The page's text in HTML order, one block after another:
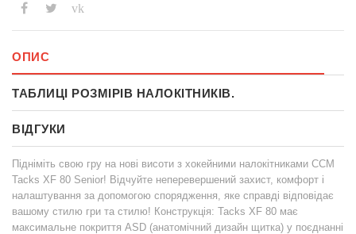
vk
ОПИС
ТАБЛИЦІ РОЗМІРІВ НАЛОКІТНИКІВ.
ВІДГУКИ
Підніміть свою гру на нові висоти з хокейними налокітниками CCM
Tacks XF 80 Senior! Відчуйте неперевершений захист, комфорт і
налаштування за допомогою спорядження, яке справді відповідає
вашому стилю гри та стилю! Конструкція: Tacks XF 80 має
максимальне покриття ASD (анатомічний дизайн щитка) у поєднанні